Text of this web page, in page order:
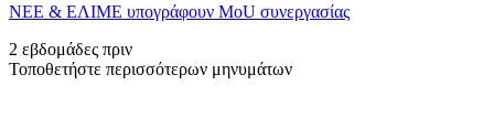
ΝΕΕ & ΕΛΙΜΕ υπογράφουν MoU συνεργασίας
2 εβδομάδες πριν
Τοποθετήστε περισσότερων μηνυμάτων